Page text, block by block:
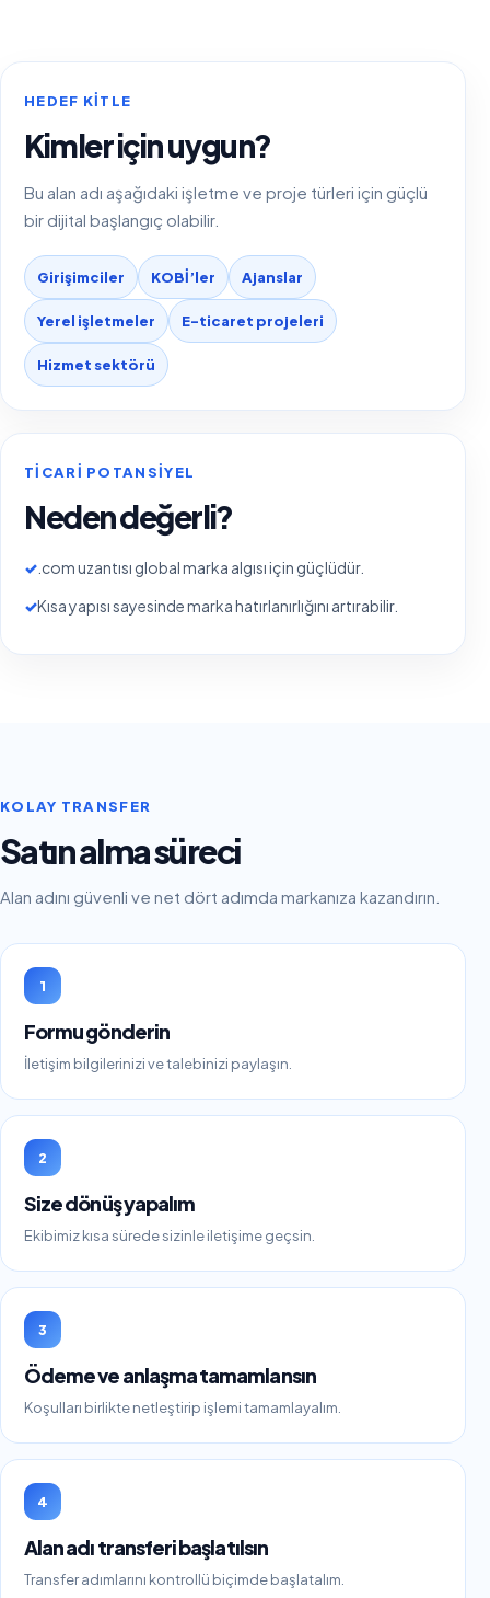
HEDEF KITLE
Kimler için uygun?
Bu alan adı aşağıdaki işletme ve proje türleri için güçlü
bir dijital başlangıç olabilir.
Girişimciler KOBİ’ler Ajanslar
Yerel işletmeler E-ticaret projeleri
Hizmet sektörü
TICARI POTANSIYEL
Neden değerli?
✓ .com uzantısı global marka algısı için güçlüdür.
✓Kısa yapısı sayesinde marka hatırlanırlığını artırabilir.
KOLAY TRANSFER
Satın alma süreci
Alan adını güvenli ve net dört adımda markanıza kazandırın.
1
Formu gönderin
İletişim bilgilerinizi ve talebinizi paylaşın.
2
Size dönüş yapalım
Ekibimiz kısa sürede sizinle iletişime geçsin.
3
Ödeme ve anlaşma tamamlansın
Koşulları birlikte netleştirip işlemi tamamlayalım.
4
Alan adı transferi başlatılsın
Transfer adımlarını kontrollü biçimde başlatalım.